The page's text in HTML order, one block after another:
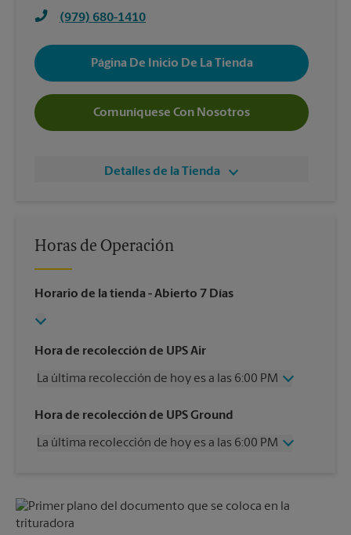
(979) 680-1410
Página De Inicio De La Tienda
Comuníquese Con Nosotros
Detalles de la Tienda
Horas de Operación
Horario de la tienda - Abierto 7 Días
Hora de recolección de UPS Air
La última recolección de hoy es a las 6:00 PM
Miércoles
6:00 PM
Viernes
6:00 PM
Martes
Hora de recolección de UPS Ground
La última recolección de hoy es a las 6:00 PM
Viernes
6:00 PM
Sábado